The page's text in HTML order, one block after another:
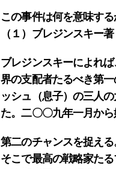
この事件は何を意味す
（１）ブレジンスキー
ブレジンスキーによれ
界の支配者たるべき第
ッシュ（息子）の三人
た。二〇〇九年一月か
第二のチャンスを捉え
そこで最高の戦略家た